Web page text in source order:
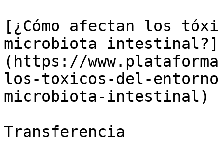
[¿Cómo afectan los
microbiota intestinal?]
(https://
los-toxicos-del-
microbiota-intestinal)
Transferencia